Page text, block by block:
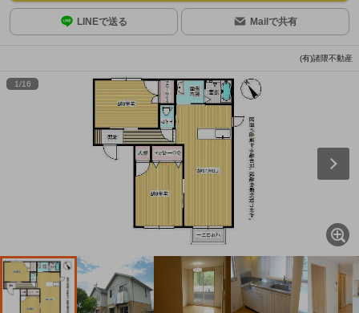
LINEで送る Mailで共有
(有)諸隈不動産
1/16